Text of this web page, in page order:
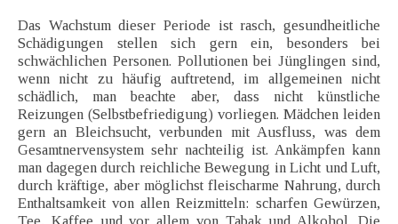
Das Wachstum dieser Periode ist rasch, gesundheitliche
Schädigungen stellen sich gern ein, besonders bei
schwächlichen Personen. Pollutionen bei Jünglingen sind,
wenn nicht zu häufig auftretend, im allgemeinen nicht
schädlich, man beachte aber, dass nicht künstliche
Reizungen (Selbstbefriedigung) vorliegen. Mädchen leiden
gern an Bleichsucht, verbunden mit Ausfluss, was dem
Gesamtnervensystem sehr nachteilig ist. Ankämpfen kann
man dagegen durch reichliche Bewegung in Licht und Luft,
durch kräftige, aber möglichst fleischarme Nahrung, durch
Enthaltsamkeit von allen Reizmitteln: scharfen Gewürzen,